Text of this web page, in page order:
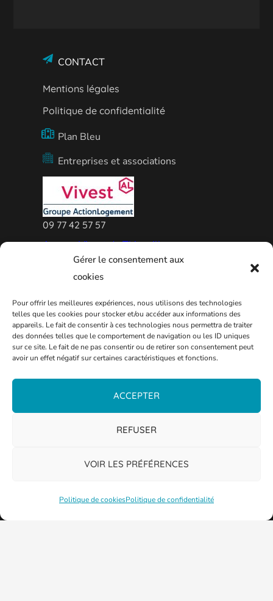
Gérer le consentement aux
cookies
Pour offrir les meilleures expériences, nous utilisons des technologies
telles que les cookies pour stocker et/ou accéder aux informations des
appareils. Le fait de consentir à ces technologies nous permettra de traiter
des données telles que le comportement de navigation ou les ID uniques
sur ce site. Le fait de ne pas consentir ou de retirer son consentement peut
avoir un effet négatif sur certaines caractéristiques et fonctions.
ACCEPTER
REFUSER
VOIR LES PRÉFÉRENCES
Politique de cookiesPolitique de confidentialité
CONTACT
Mentions légales
Politique de confidentialité
Plan Bleu
Entreprises et associations
09 77 42 57 57
Agence Vivest de Thionville